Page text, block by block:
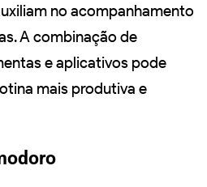
no acompanhamento
A combinação de
e aplicativos pode
mais produtiva e